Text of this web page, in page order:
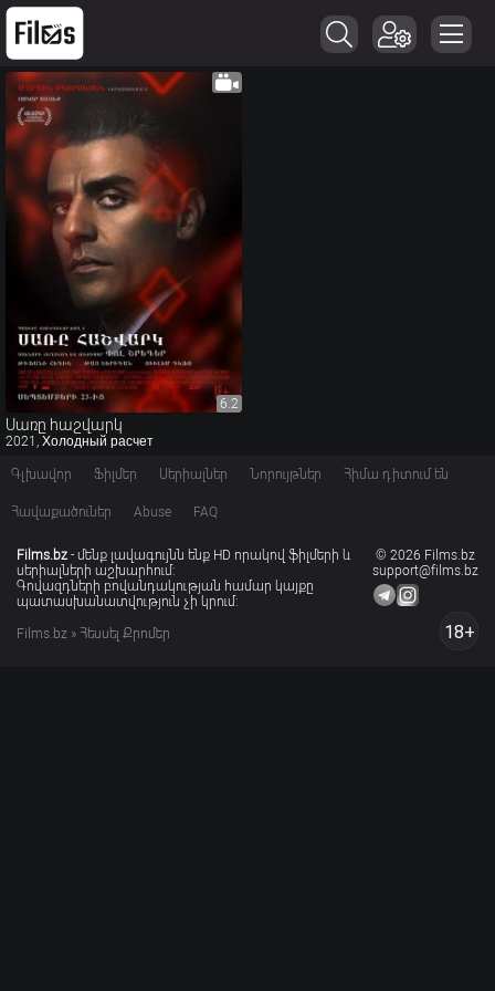
6.2
6.2
Սառը հաշվարկ
2021, Холодный расчет
Գլխավոր Ֆիլմեր Սերիալներ Նորույթներ Հիմա դիտում են
Հավաքածուներ Abuse FAQ
© 2026 Films.bz
support@films.bz
18+
Films.bz - մենք լավագույնն ենք HD որակով ֆիլմերի և
սերիալների աշխարհում:
Գովազդների բովանդակության համար կայքը
պատասխանատվություն չի կրում:
Films.bz » Հեսսել Քրոմեր